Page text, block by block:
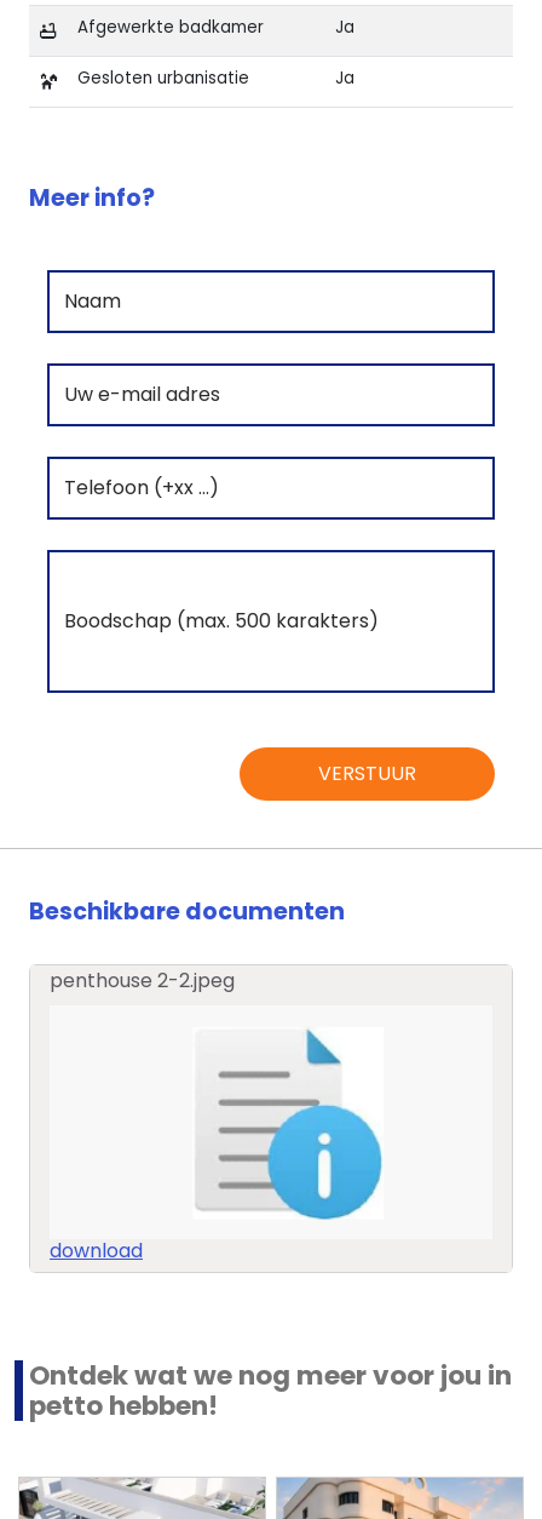
Afgewerkte badkamer Ja
Gesloten urbanisatie Ja
Meer info?
VERSTUUR
Beschikbare documenten
penthouse 2-2.jpeg
download
Ontdek wat we nog meer voor jou in
petto hebben!